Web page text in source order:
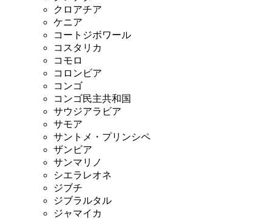
クロアチア
ケニア
コートジボワール
コスタリカ
コモロ
コロンビア
コンゴ
コンゴ民主共和国
サウジアラビア
サモア
サントメ・プリンシペ
ザンビア
サンマリノ
シエラレオネ
ジブチ
ジブラルタル
ジャマイカ